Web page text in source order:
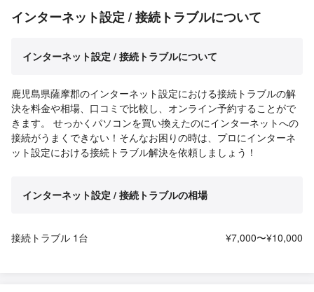
インターネット設定 / 接続トラブルについて
インターネット設定 / 接続トラブルについて
鹿児島県薩摩郡のインターネット設定における接続トラブルの解
決を料金や相場、口コミで比較し、オンライン予約することがで
きます。 せっかくパソコンを買い換えたのにインターネットへの
接続がうまくできない！そんなお困りの時は、プロにインターネ
ット設定における接続トラブル解決を依頼しましょう！
インターネット設定 / 接続トラブルの相場
接続トラブル 1台 ¥7,000〜¥10,000